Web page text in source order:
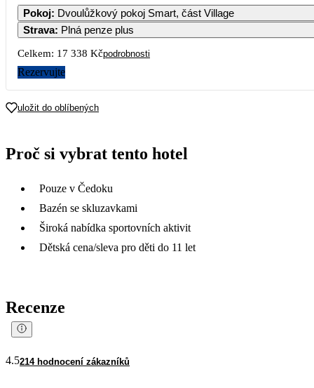
Pokoj: Dvoulůžkový pokoj Smart, část Village
Strava: Plná penze plus
Celkem: 17 338 Kčpodrobnosti
Rezervujte
uložit do oblíbených
Proč si vybrat tento hotel
Pouze v Čedoku
Bazén se skluzavkami
Široká nabídka sportovních aktivit
Dětská cena/sleva pro děti do 11 let
Recenze
4.5214 hodnocení zákazníků